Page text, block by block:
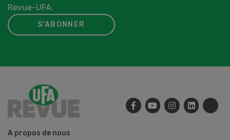
Revue-UFA.
S'ABONNER
A propos de nous